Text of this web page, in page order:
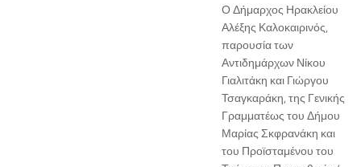
Ο Δήμαρχος Ηρακλείου
Αλέξης Καλοκαιρινός,
παρουσία των
Αντιδημάρχων Νίκου
Γιαλιτάκη και Γιώργου
Τσαγκαράκη, της Γενικής
Γραμματέως του Δήμου
Μαρίας Σκφρανάκη και
του Προϊσταμένου του